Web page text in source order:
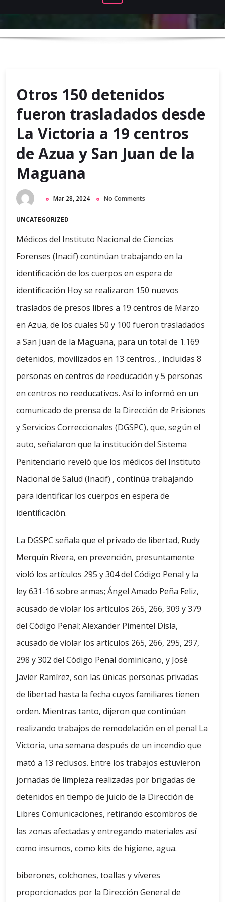
Otros 150 detenidos
fueron trasladados desde
La Victoria a 19 centros
de Azua y San Juan de la
Maguana
Mar 28, 2024 No Comments
UNCATEGORIZED
Médicos del Instituto Nacional de Ciencias
Forenses (Inacif) continúan trabajando en la
identificación de los cuerpos en espera de
identificación Hoy se realizaron 150 nuevos
traslados de presos libres a 19 centros de Marzo
en Azua, de los cuales 50 y 100 fueron trasladados
a San Juan de la Maguana, para un total de 1.169
detenidos, movilizados en 13 centros. , incluidas 8
personas en centros de reeducación y 5 personas
en centros no reeducativos. Así lo informó en un
comunicado de prensa de la Dirección de Prisiones
y Servicios Correccionales (DGSPC), que, según el
auto, señalaron que la institución del Sistema
Penitenciario reveló que los médicos del Instituto
Nacional de Salud (Inacif) , continúa trabajando
para identificar los cuerpos en espera de
identificación.
La DGSPC señala que el privado de libertad, Rudy
Merquín Rivera, en prevención, presuntamente
violó los artículos 295 y 304 del Código Penal y la
ley 631-16 sobre armas; Ángel Amado Peña Feliz,
acusado de violar los artículos 265, 266, 309 y 379
del Código Penal; Alexander Pimentel Disla,
acusado de violar los artículos 265, 266, 295, 297,
298 y 302 del Código Penal dominicano, y José
Javier Ramírez, son las únicas personas privadas
de libertad hasta la fecha cuyos familiares tienen
orden. Mientras tanto, dijeron que continúan
realizando trabajos de remodelación en el penal La
Victoria, una semana después de un incendio que
mató a 13 reclusos. Entre los trabajos estuvieron
jornadas de limpieza realizadas por brigadas de
detenidos en tiempo de juicio de la Dirección de
Libres Comunicaciones, retirando escombros de
las zonas afectadas y entregando materiales así
como insumos, como kits de higiene, agua.
biberones, colchones, toallas y víveres
proporcionados por la Dirección General de